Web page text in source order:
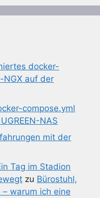
docker-
NGX auf der
compose.yml
NAS
mit der
Tag im Stadion
zu Bürostuhl,
warum ich eine